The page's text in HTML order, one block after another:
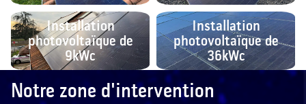
Installation
photovoltaïque de
9kWc
Installation
photovoltaïque de
36kWc
Notre zone d'intervention